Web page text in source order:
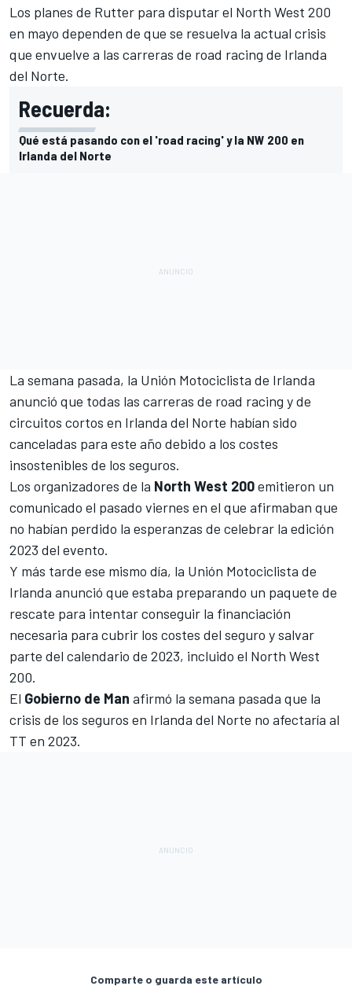
Los planes de Rutter para disputar el North West 200
en mayo dependen de que se resuelva la actual crisis
que envuelve a las carreras de road racing de Irlanda
del Norte.
Recuerda:
Qué está pasando con el 'road racing' y la NW 200 en
Irlanda del Norte
La semana pasada, la Unión Motociclista de Irlanda
anunció que todas las carreras de road racing y de
circuitos cortos en Irlanda del Norte habían sido
canceladas para este año debido a los costes
insostenibles de los seguros.
Los organizadores de la North West 200emitieron un
comunicado el pasado viernes en el que afirmaban que
no habían perdido la esperanzas de celebrar la edición
2023 del evento.
Y más tarde ese mismo día, la Unión Motociclista de
Irlanda anunció que estaba preparando un paquete de
rescate para intentar conseguir la financiación
necesaria para cubrir los costes del seguro y salvar
parte del calendario de 2023, incluido el North West
200.
El Gobierno de Man afirmó la semana pasada que la
crisis de los seguros en Irlanda del Norte no afectaría al
TT en 2023.
Comparte o guarda este artículo